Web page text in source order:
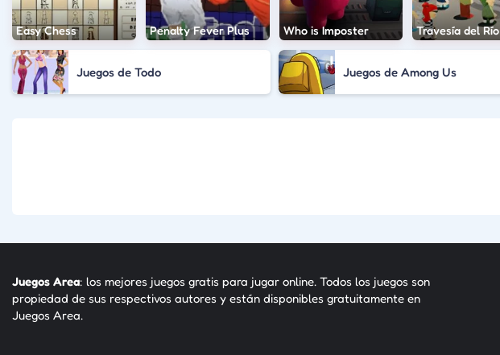
Easy Chess Penalty Fever Plus Who is Imposter Travesía del Río
Juegos de Todo Juegos de Among Us
Juegos Area: los mejores juegos gratis para jugar online. Todos los juegos son
propiedad de sus respectivos autores y están disponibles gratuitamente en
Juegos Area.